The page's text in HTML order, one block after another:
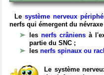
Le système nerveux
nerfs qui émergent du névraxe
les nerfs crâniens à
partie du SNC ;
les nerfs spinaux ou
Le système